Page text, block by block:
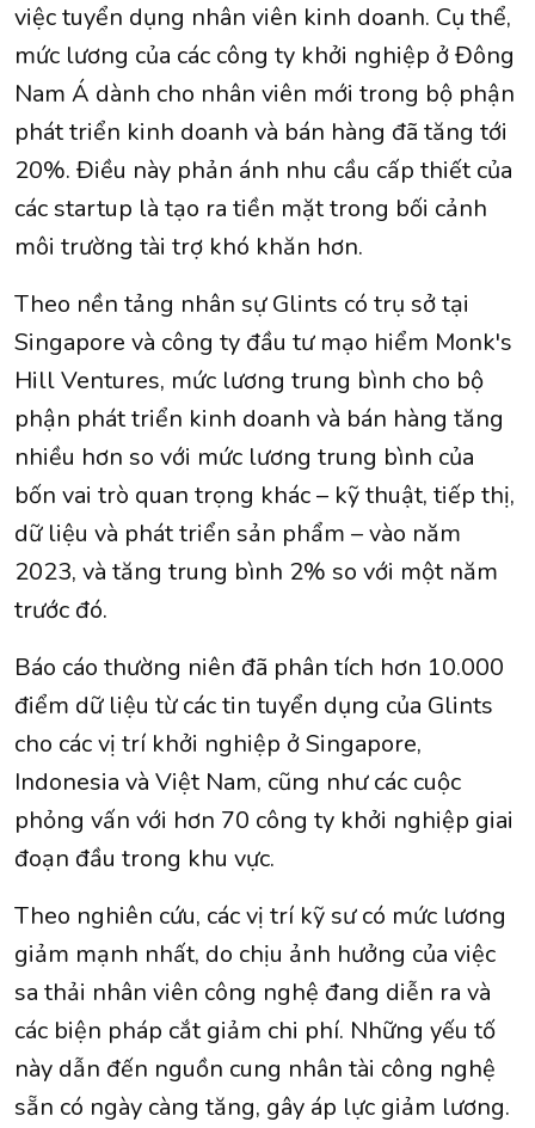
việc tuyển dụng nhân viên kinh doanh. Cụ thể,
mức lương của các công ty khởi nghiệp ở Đông
Nam Á dành cho nhân viên mới trong bộ phận
phát triển kinh doanh và bán hàng đã tăng tới
20%. Điều này phản ánh nhu cầu cấp thiết của
các startup là tạo ra tiền mặt trong bối cảnh
môi trường tài trợ khó khăn hơn.
Theo nền tảng nhân sự Glints có trụ sở tại
Singapore và công ty đầu tư mạo hiểm Monk's
Hill Ventures, mức lương trung bình cho bộ
phận phát triển kinh doanh và bán hàng tăng
nhiều hơn so với mức lương trung bình của
bốn vai trò quan trọng khác – kỹ thuật, tiếp thị,
dữ liệu và phát triển sản phẩm – vào năm
2023, và tăng trung bình 2% so với một năm
trước đó.
Báo cáo thường niên đã phân tích hơn 10.000
điểm dữ liệu từ các tin tuyển dụng của Glints
cho các vị trí khởi nghiệp ở Singapore,
Indonesia và Việt Nam, cũng như các cuộc
phỏng vấn với hơn 70 công ty khởi nghiệp giai
đoạn đầu trong khu vực.
Theo nghiên cứu, các vị trí kỹ sư có mức lương
giảm mạnh nhất, do chịu ảnh hưởng của việc
sa thải nhân viên công nghệ đang diễn ra và
các biện pháp cắt giảm chi phí. Những yếu tố
này dẫn đến nguồn cung nhân tài công nghệ
sẵn có ngày càng tăng, gây áp lực giảm lương.